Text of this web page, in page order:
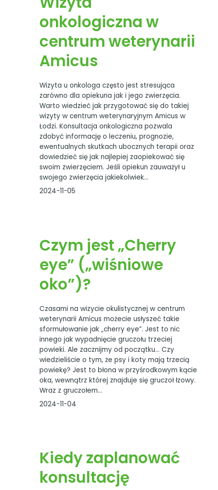
onkologiczna w
centrum weterynarii
Amicus
Wizyta u onkologa często jest stresująca
zarówno dla opiekuna jak i jego zwierzęcia.
Warto wiedzieć jak przygotować się do takiej
wizyty w centrum weterynaryjnym Amicus w
Łodzi. Konsultacja onkologiczna pozwala
zdobyć informację o leczeniu, prognozie,
ewentualnych skutkach ubocznych terapii oraz
dowiedzieć się jak najlepiej zaopiekować się
swoim zwierzęciem. Jeśli opiekun zauważył u
swojego zwierzęcia jakiekolwiek…
2024-11-05
Czym jest „Cherry
eye” („wiśniowe
oko”)?
Czasami na wizycie okulistycznej w centrum
weterynarii Amicus możecie usłyszeć takie
sformułowanie jak „cherry eye”. Jest to nic
innego jak wypadnięcie gruczołu trzeciej
powieki. Ale zacznijmy od początku… Czy
wiedzieliście o tym, że psy i koty mają trzecią
powiekę? Jest to błona w przyśrodkowym kącie
oka, wewnątrz której znajduje się gruczoł łzowy.
Wraz z gruczołem…
2024-11-04
Kiedy zaplanować
konsultację